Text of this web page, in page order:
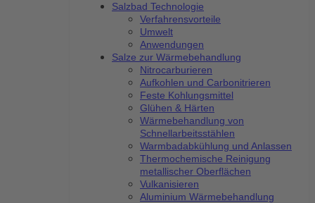
Salzbad Technologie
Verfahrensvorteile
Umwelt
Anwendungen
Salze zur Wärmebehandlung
Nitrocarburieren
Aufkohlen und Carbonitrieren
Feste Kohlungsmittel
Glühen & Härten
Wärmebehandlung von
Schnellarbeitsstählen
Warmbadabkühlung und Anlassen
Thermochemische Reinigung
metallischer Oberflächen
Vulkanisieren
Aluminium Wärmebehandlung